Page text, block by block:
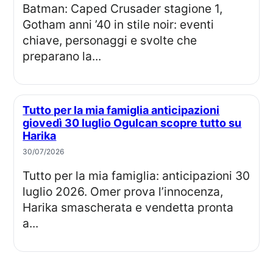
Batman: Caped Crusader stagione 1,
Gotham anni ’40 in stile noir: eventi
chiave, personaggi e svolte che
preparano la...
Tutto per la mia famiglia anticipazioni
giovedì 30 luglio Ogulcan scopre tutto su
Harika
30/07/2026
Tutto per la mia famiglia: anticipazioni 30
luglio 2026. Omer prova l’innocenza,
Harika smascherata e vendetta pronta
a...